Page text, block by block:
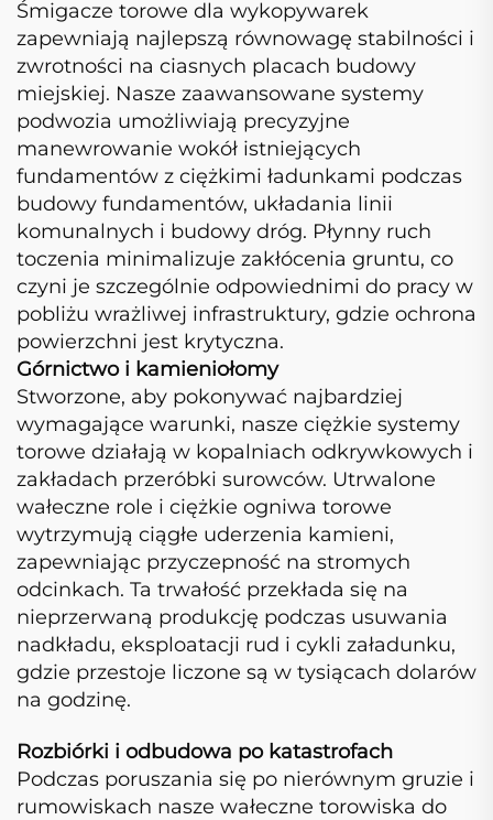
Śmigacze torowe dla wykopywarek
zapewniają najlepszą równowagę stabilności i
zwrotności na ciasnych placach budowy
miejskiej. Nasze zaawansowane systemy
podwozia umożliwiają precyzyjne
manewrowanie wokół istniejących
fundamentów z ciężkimi ładunkami podczas
budowy fundamentów, układania linii
komunalnych i budowy dróg. Płynny ruch
toczenia minimalizuje zakłócenia gruntu, co
czyni je szczególnie odpowiednimi do pracy w
pobliżu wrażliwej infrastruktury, gdzie ochrona
powierzchni jest krytyczna.
Górnictwo i kamieniołomy
Stworzone, aby pokonywać najbardziej
wymagające warunki, nasze ciężkie systemy
torowe działają w kopalniach odkrywkowych i
zakładach przeróbki surowców. Utrwalone
wałeczne role i ciężkie ogniwa torowe
wytrzymują ciągłe uderzenia kamieni,
zapewniając przyczepność na stromych
odcinkach. Ta trwałość przekłada się na
nieprzerwaną produkcję podczas usuwania
nadkładu, eksploatacji rud i cykli załadunku,
gdzie przestoje liczone są w tysiącach dolarów
na godzinę.
Rozbiórki i odbudowa po katastrofach
Podczas poruszania się po nierównym gruzie i
rumowiskach nasze wałeczne torowiska do